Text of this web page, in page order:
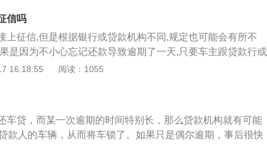
信吗
上征信,但是根据银行或贷款机构不同,规定也可能会有所不
是因为不小心忘记还款导致逾期了一天,只要车主跟贷款行或
及时还款,可能就不会上征信。车贷逾期的后果：1.产生罚
也很难贷款。因为现在信联已经成立，银行和网贷逾期都会
信息是贷款平台公用互享的，所以在哪里逾期都会有记录
16:18:55 阅读：1055
车贷，而某一次逾期的时间特别长，那么贷款机构就有可能
款人的车辆，从而将车锁了。如果只是偶尔逾期，事后很快